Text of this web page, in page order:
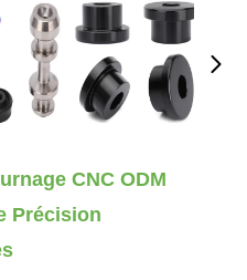
CNC ODM
Précision